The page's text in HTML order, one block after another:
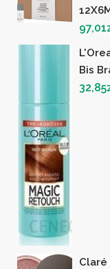
97,01
Bis
32,85
Claré